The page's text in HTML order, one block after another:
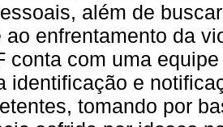
além de
ao enfrentamento da
conta com uma
identificação e
tomando por